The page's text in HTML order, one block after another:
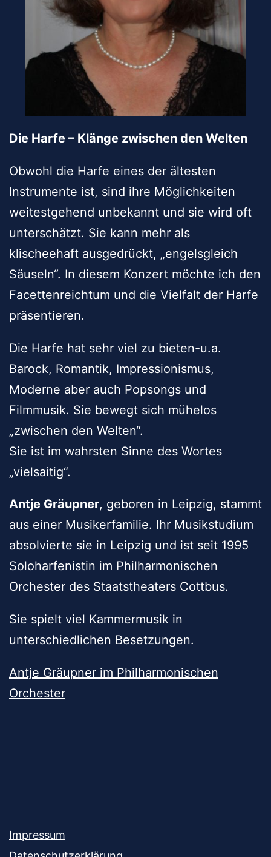
Die Harfe – Klänge zwischen den Welten
Obwohl die Harfe eines der ältesten
Instrumente ist, sind ihre Möglichkeiten
weitestgehend unbekannt und sie wird oft
unterschätzt. Sie kann mehr als
klischeehaft ausgedrückt, „engelsgleich
Säuseln“. In diesem Konzert möchte ich den
Facettenreichtum und die Vielfalt der Harfe
präsentieren.
Die Harfe hat sehr viel zu bieten-u.a.
Barock, Romantik, Impressionismus,
Moderne aber auch Popsongs und
Filmmusik. Sie bewegt sich mühelos
„zwischen den Welten“.
Sie ist im wahrsten Sinne des Wortes
„vielsaitig“.
Antje Gräupner, geboren in Leipzig, stammt
aus einer Musikerfamilie. Ihr Musikstudium
absolvierte sie in Leipzig und ist seit 1995
Soloharfenistin im Philharmonischen
Orchester des Staatstheaters Cottbus.
Sie spielt viel Kammermusik in
unterschiedlichen Besetzungen.
Antje Gräupner im Philharmonischen
Orchester
Impressum